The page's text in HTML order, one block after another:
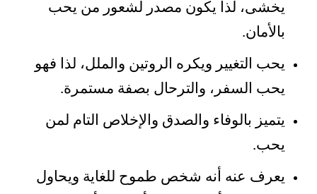
يخشى، لذا يكون مصدر لشعور من يحب
بالأمان.
يحب التغيير ويكره الروتين والملل، لذا فهو
يحب السفر، والترحال بصفة مستمرة.
يتميز بالوفاء والصدق والإخلاص التام لمن
يحب.
يعرف عنه أنه شخص طموح للغاية ويحاول